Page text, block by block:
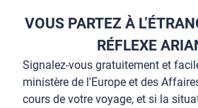
VOUS PARTEZ À
RÉFLEXE
Signalez-vous gratuitement et
ministère de l'Europe et des
cours de votre voyage, et si la